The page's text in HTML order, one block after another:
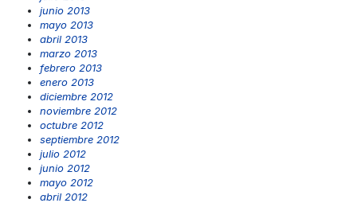
junio 2013
mayo 2013
abril 2013
marzo 2013
febrero 2013
enero 2013
diciembre 2012
noviembre 2012
octubre 2012
septiembre 2012
julio 2012
junio 2012
mayo 2012
abril 2012